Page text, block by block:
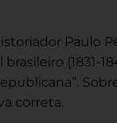
Paulo
(1831-
correta.